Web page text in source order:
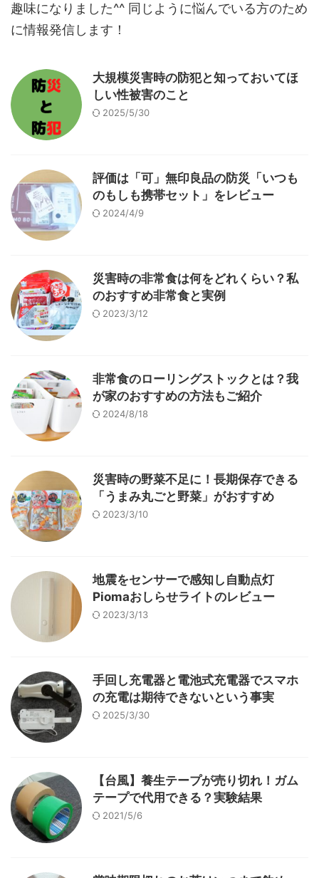
趣味になりました^^ 同じように悩んでいる方のため
に情報発信します！
大規模災害時の防犯と知っておいてほ
しい性被害のこと
2025/5/30
評価は「可」無印良品の防災「いつも
のもしも携帯セット」をレビュー
2024/4/9
災害時の非常食は何をどれくらい？私
のおすすめ非常食と実例
2023/3/12
非常食のローリングストックとは？我
が家のおすすめの方法もご紹介
2024/8/18
災害時の野菜不足に！長期保存できる
「うまみ丸ごと野菜」がおすすめ
2023/3/10
地震をセンサーで感知し自動点灯
Piomaおしらせライトのレビュー
2023/3/13
手回し充電器と電池式充電器でスマホ
の充電は期待できないという事実
2025/3/30
【台風】養生テープが売り切れ！ガム
テープで代用できる？実験結果
2021/5/6